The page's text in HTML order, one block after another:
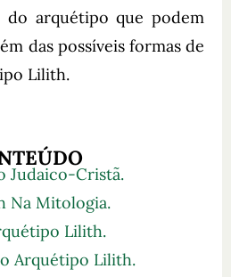
arquétipo que podem
das possíveis formas de
Lilith.
Judaico-Cristã.
Na Mitologia.
Lilith.
Arquétipo Lilith.